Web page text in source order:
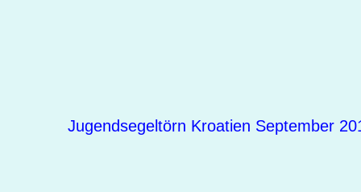
Jugendsegeltörn Kroatien September